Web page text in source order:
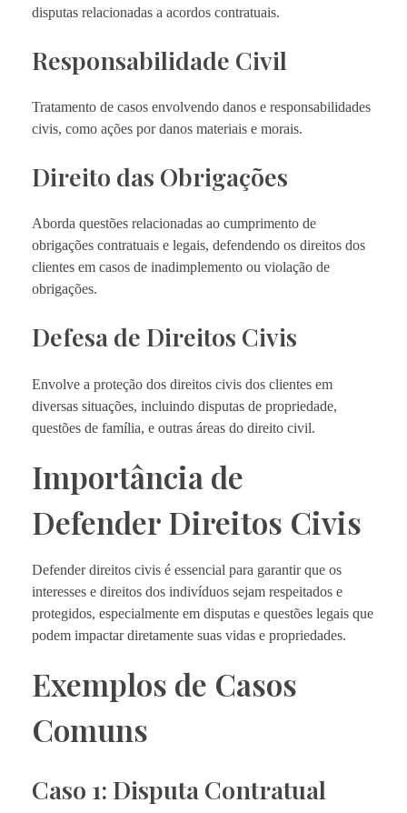
disputas relacionadas a acordos contratuais.
Responsabilidade Civil
Tratamento de casos envolvendo danos e responsabilidades
civis, como ações por danos materiais e morais.
Direito das Obrigações
Aborda questões relacionadas ao cumprimento de
obrigações contratuais e legais, defendendo os direitos dos
clientes em casos de inadimplemento ou violação de
obrigações.
Defesa de Direitos Civis
Envolve a proteção dos direitos civis dos clientes em
diversas situações, incluindo disputas de propriedade,
questões de família, e outras áreas do direito civil.
Importância de
Defender Direitos Civis
Defender direitos civis é essencial para garantir que os
interesses e direitos dos indivíduos sejam respeitados e
protegidos, especialmente em disputas e questões legais que
podem impactar diretamente suas vidas e propriedades.
Exemplos de Casos
Comuns
Caso 1: Disputa Contratual